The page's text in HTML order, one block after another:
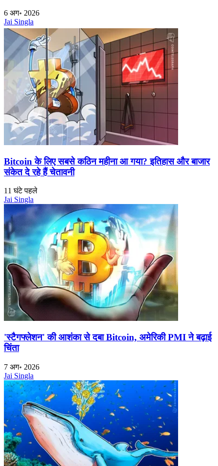
6 अग॰ 2026
Jai Singla
Bitcoin के लिए सबसे कठिन महीना आ गया? इतिहास और बाजार
संकेत दे रहे हैं चेतावनी
11 घंटे पहले
Jai Singla
'स्टैगफ्लेशन' की आशंका से दबा Bitcoin, अमेरिकी PMI ने बढ़ाई
चिंता
7 अग॰ 2026
Jai Singla